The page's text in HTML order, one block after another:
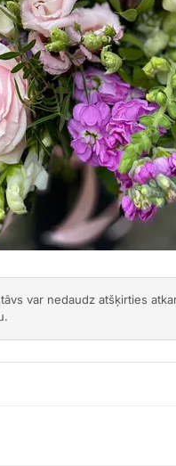
var nedaudz atšķirties